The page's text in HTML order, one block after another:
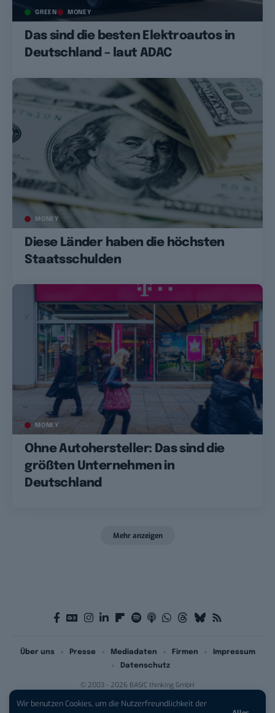
Wir benutzen Cookies, um die Nutzerfreundlichkeit der
GREEN MONEY
Das sind die besten Elektroautos in
Deutschland – laut ADAC
MONEY
Diese Länder haben die höchsten
Staatsschulden
MONEY
Ohne Autohersteller: Das sind die
größten Unternehmen in
Deutschland
Mehr anzeigen
© 2003 - 2026 BASIC thinking GmbH
Über uns Presse Mediadaten Firmen
Impressum
Datenschutz